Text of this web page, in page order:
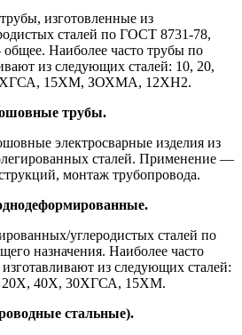
изготовленные из
сталей по ГОСТ 8731-78,
Наиболее часто трубы по
из следующих сталей: 10, 20,
15ХМ, ЗОХМА, 12ХН2.
трубы.
электросварные изделия из
сталей. Применение —
монтаж трубопровода.
углеродистых сталей по
назначения. Наиболее часто
из следующих сталей:
20Х, 40Х, 30ХГСА, 15ХМ.
стальные).